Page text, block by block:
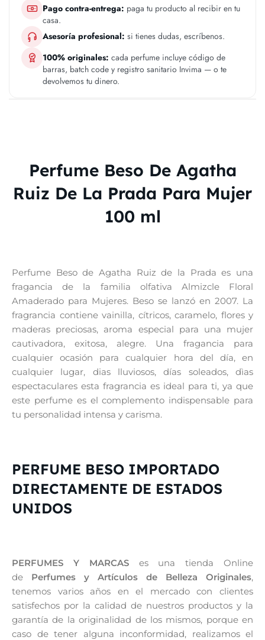
Pago contra-entrega: paga tu producto al recibir en tu
casa.
Asesoría profesional: si tienes dudas, escríbenos.
100% originales: cada perfume incluye código de
barras, batch code y registro sanitario Invima — o te
devolvemos tu dinero.
Perfume Beso De Agatha
Ruiz De La Prada Para Mujer
100 ml
Perfume Beso de Agatha Ruiz de la Prada es una
fragancia de la familia olfativa Almizcle Floral
Amaderado para Mujeres. Beso se lanzó en 2007. La
fragrancia contiene vainilla, cítricos, caramelo, flores y
maderas preciosas, aroma especial para una mujer
cautivadora, exitosa, alegre. Una fragancia para
cualquier ocasión para cualquier hora del día, en
cualquier lugar, dias lluviosos, días soleados, dìas
espectaculares esta fragrancia es ideal para ti, ya que
este perfume es el complemento indispensable para
tu personalidad intensa y carisma.
PERFUME BESO IMPORTADO
DIRECTAMENTE DE ESTADOS
UNIDOS
PERFUMES Y MARCASes una tienda Online
de Perfumes y Artículos de Belleza Originales,
tenemos varios años en el mercado con clientes
satisfechos por la calidad de nuestros productos y la
garantía de la originalidad de los mismos, porque en
caso de tener alguna inconformidad, realizamos el